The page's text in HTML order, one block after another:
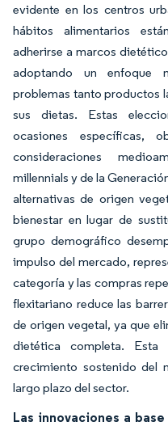
evidente en los centros
hábitos alimentarios
adherirse a marcos
adoptando un enfoque
problemas tanto productos
sus dietas. Estas
ocasiones específicas,
consideraciones
millennials y de la
alternativas de origen
bienestar en lugar de
grupo demográfico
impulso del mercado,
categoría y las compras
flexitariano reduce las
de origen vegetal, ya que
dietética completa. Esta
crecimiento sostenido del
largo plazo del sector.
Las innovaciones a